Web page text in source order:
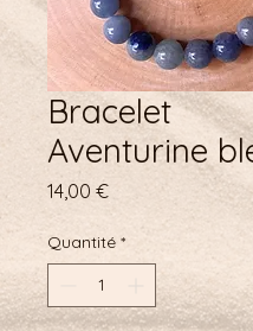
Bracelet
Aventurine
14,00 €Prix
Quantité *